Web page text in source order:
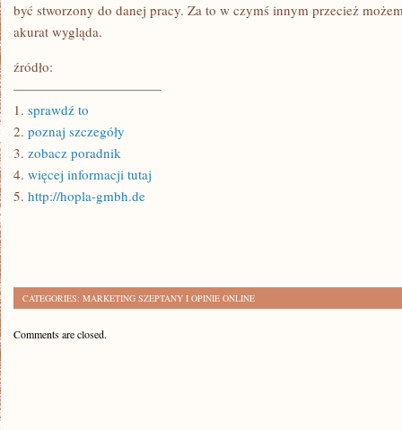
być stworzony do danej pracy. Za to w czymś innym przecież
akurat wygląda.
źródło:
———————————
1. sprawdź to
2. poznaj szczegóły
3. zobacz poradnik
4. więcej informacji tutaj
5. http://hopla-gmbh.de
CATEGORIES: MARKETING SZEPTANY I OPINIE ONLINE
Comments are closed.